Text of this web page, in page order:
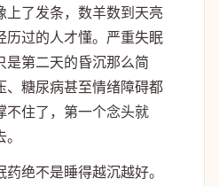
上了发条，数羊数到天亮
过的人才懂。严重失眠
是第二天的昏沉那么简
、糖尿病甚至情绪障碍都
不住了，第一个念头就
绝不是睡得越沉越好。